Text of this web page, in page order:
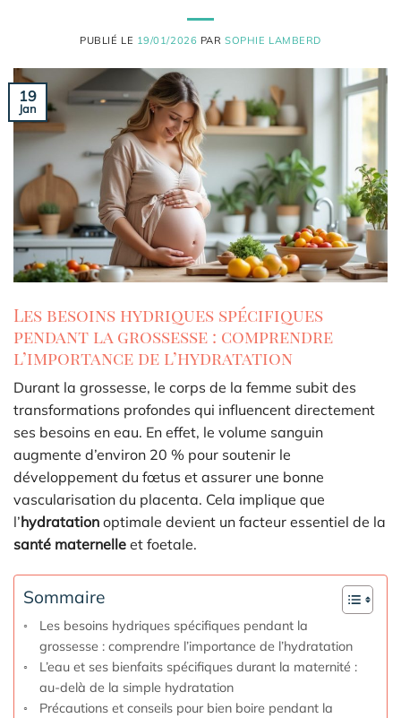
PUBLIÉ LE 19/01/2026 PARSOPHIE LAMBERD
19
Jan
Les besoins hydriques spécifiques
pendant la grossesse : comprendre
l’importance de l’hydratation
Durant la grossesse, le corps de la femme subit des
transformations profondes qui influencent directement
ses besoins en eau. En effet, le volume sanguin
augmente d’environ 20 % pour soutenir le
développement du fœtus et assurer une bonne
vascularisation du placenta. Cela implique que
l’hydratation optimale devient un facteur essentiel de la
santé maternelle et foetale.
Sommaire
Les besoins hydriques spécifiques pendant la
grossesse : comprendre l’importance de l’hydratation
L’eau et ses bienfaits spécifiques durant la maternité :
au-delà de la simple hydratation
Précautions et conseils pour bien boire pendant la